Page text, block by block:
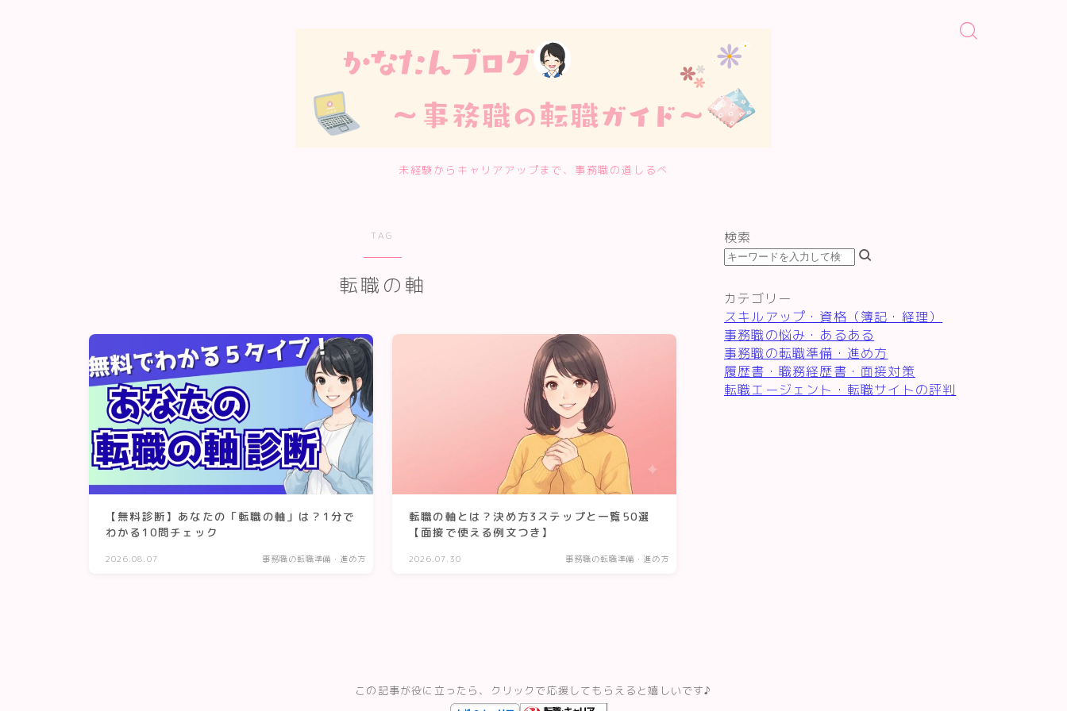
未経験からキャリアアップまで、事務職の道しるべ
TAG
転職の軸
【無料診断】あなたの「転職の軸」は？1分で
わかる10問チェック
2026.08.07 事務職の転職準備・進め方
転職の軸とは？決め方3ステップと一覧50選
【面接で使える例文つき】
2026.07.30 事務職の転職準備・進め方
検索
カテゴリー
スキルアップ・資格（簿記・経理）
事務職の悩み・あるある
事務職の転職準備・進め方
履歴書・職務経歴書・面接対策
転職エージェント・転職サイトの評判
この記事が役に立ったら、クリックで応援してもらえると嬉しいです♪